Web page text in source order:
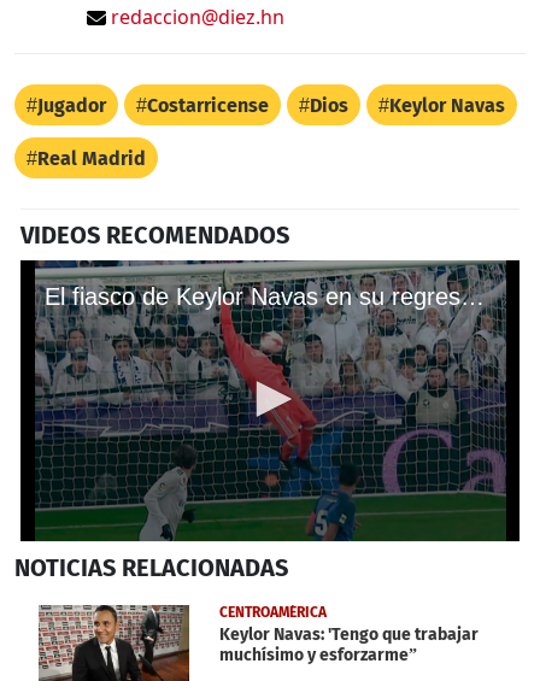
redaccion@diez.hn
Jugador Costarricense Dios Keylor Navas
Real Madrid
VIDEOS RECOMENDADOS
El fiasco de Keylor Navas en su regreso con el Real Madrid
seconds
36
seconds
NOTICIAS RELACIONADAS
CENTROAMÉRICA
Keylor Navas: 'Tengo que trabajar
muchísimo y esforzarme”